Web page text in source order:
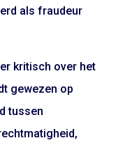
als fraudeur
kritisch over het
gewezen op
tussen